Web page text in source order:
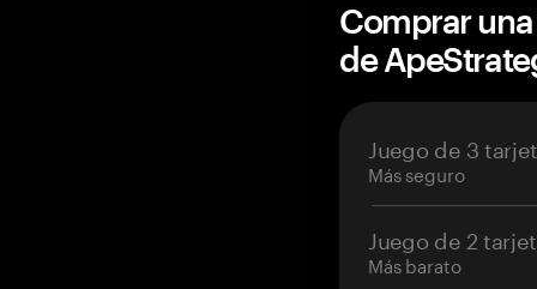
Comprar
de
Juego de 3
Más seguro
Juego de 2
Más barato